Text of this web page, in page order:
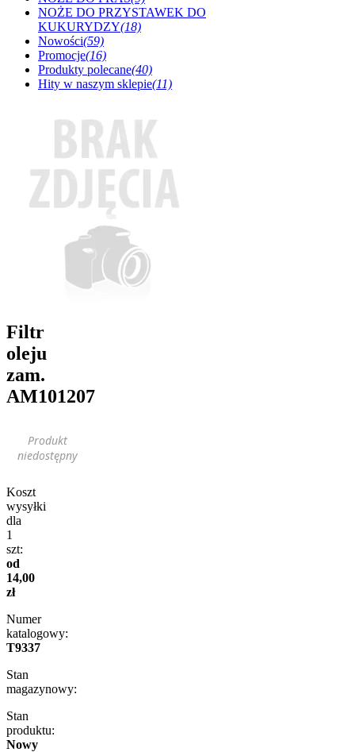
NOŻE DO PRZYSTAWEK DO
KUKURYDZY(18)
Nowości(59)
Promocje(16)
Produkty polecane(40)
Hity w naszym sklepie(11)
Filtr
oleju
zam.
AM101207
Produkt
niedostępny
Koszt
wysyłki
dla
1
szt:
od
14,00
zł
Numer
katalogowy:
T9337
Stan
magazynowy:
Stan
produktu:
Nowy